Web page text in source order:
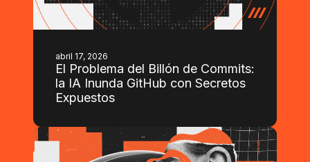
abril 17, 2026
El Problema del Billón de Commits:
la IA Inunda GitHub con Secretos
Expuestos